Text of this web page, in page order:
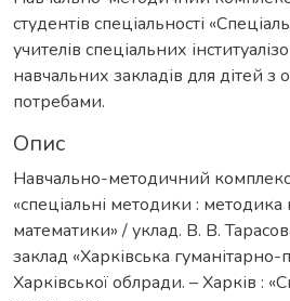
студентів спеціальності
учителів спеціальних
навчальних закладів для дітей з
потребами.
Опис
Навчально-методичний
«спеціальні методики : методика
математики» / уклад. В. В.
заклад «Харківська гуманітарно-
Харківської облради. – Харків :